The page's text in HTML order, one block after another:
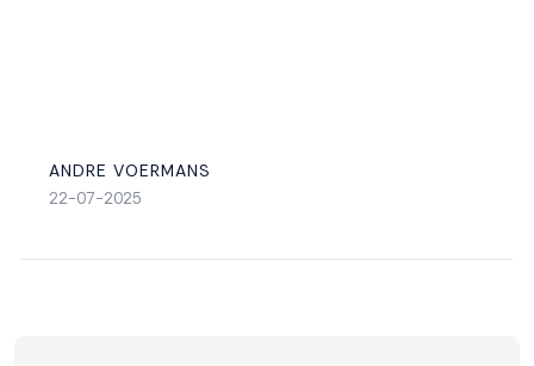
ANDRE VOERMANS
22-07-2025